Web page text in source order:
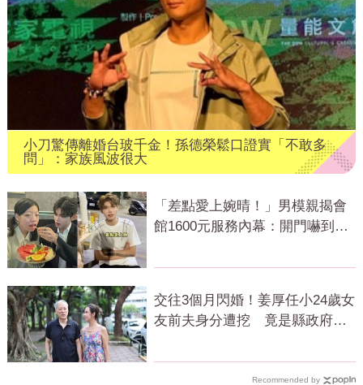
小刀驚傳離婚台玻千金！孫德榮鬆口證實「不敢多
問」：家族風波很大
「差點愛上婉晴！」男模親揭會
館1600元服務內幕：開門嚇到險
交往3個月閃婚！姜厚任小24歲女
友前夫身分遭挖 竟是縣政府高
Recommended by